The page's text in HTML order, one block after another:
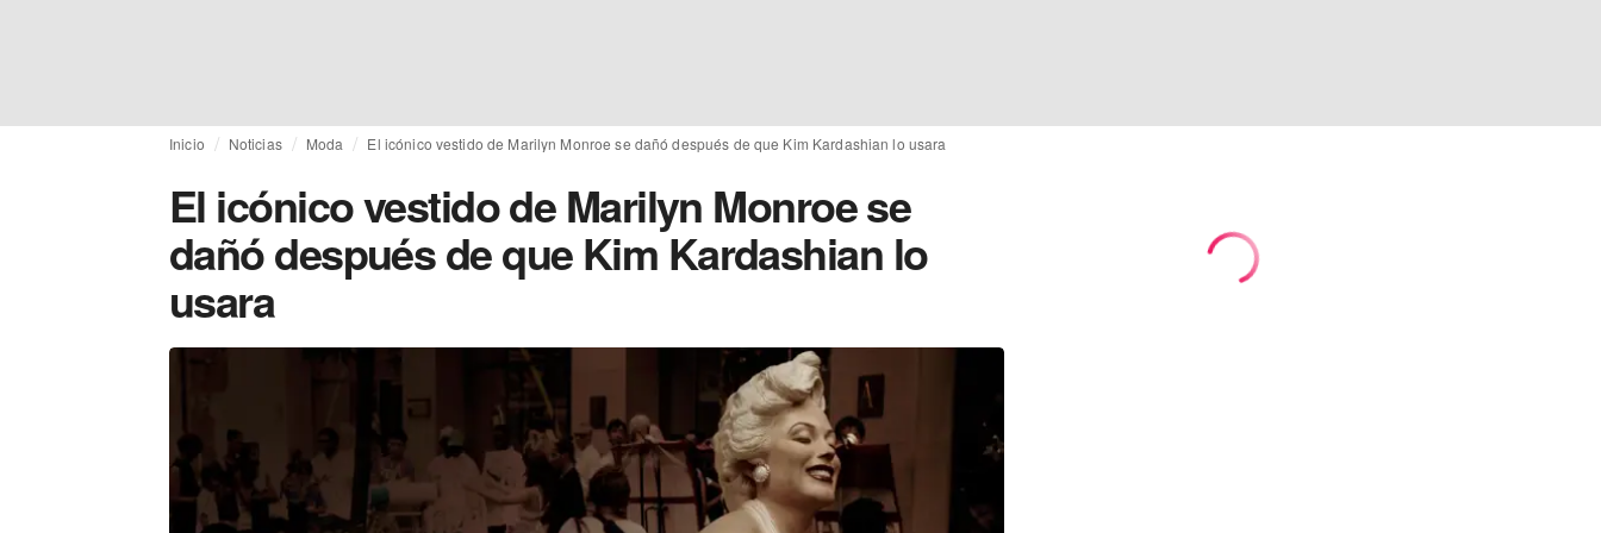
Inicio Noticias Moda El icónico vestido de Marilyn Monroe se dañó después de que Kim Kardashian lo usara
El icónico vestido de Marilyn Monroe se
dañó después de que Kim Kardashian lo
usara